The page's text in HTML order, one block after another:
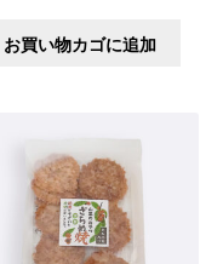
お買い物カゴに追加